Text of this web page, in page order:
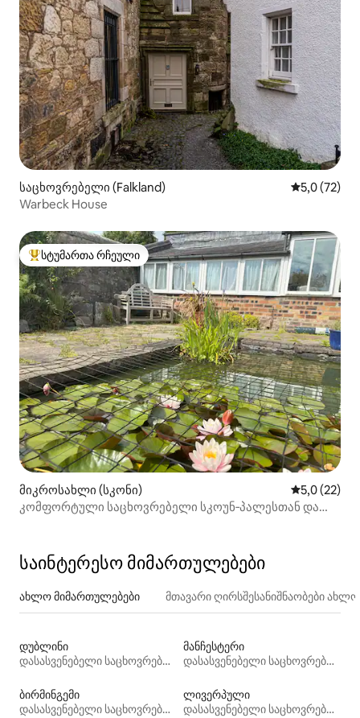
საცხოვრებელი (Falkland) საშუალო
5,0 (72)
Warbeck House
სტუმართა რჩეული მოწინავე ვარიანტი
სტუმართა რჩეული
მიკროსახლი (სკონი) საშუალო
5,0 (22)
კომფორტული საცხოვრებელი სკოუნ‑პალესთან და
საინტერესო მიმართულებები
ახლო მიმართულებები მთავარი ღირსშესანიშნაობები
დუბლინი
დასასვენებელი საცხოვრებლები
მანჩესტერი
დასასვენებელი საცხოვრებლები
ბირმინგემი
დასასვენებელი საცხოვრებლები
ლივერპული
დასასვენებელი საცხოვრებლები